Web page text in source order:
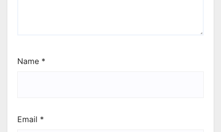
Name *
Email *